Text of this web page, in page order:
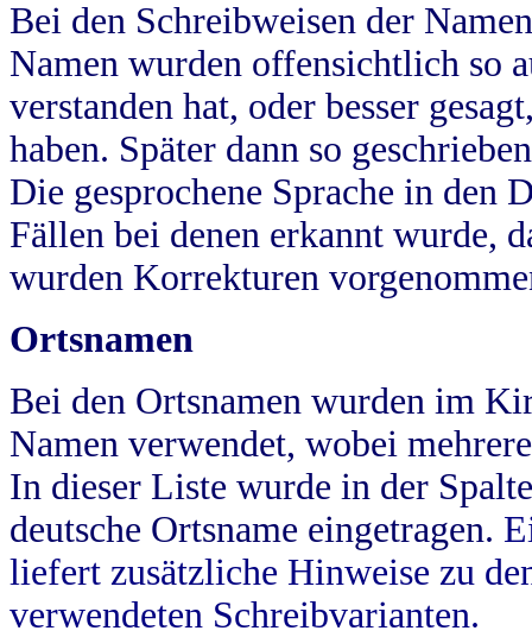
Bei den Schreibweisen der
Namen wurden offensichtlich so
verstanden hat, oder besser
haben. Später dann so
Die gesprochene Sprache in
Fällen bei denen erkannt wurde,
wurden Korrekturen
Ortsnamen
Bei den Ortsnamen wurden im
Namen verwendet, wobei
In dieser Liste wurde in der
deutsche Ortsname eingetragen.
liefert zusätzliche Hinweise zu
verwendeten Schreibvarianten.